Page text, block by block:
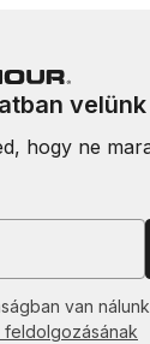
velünk
hogy ne
van
feldolgozásának